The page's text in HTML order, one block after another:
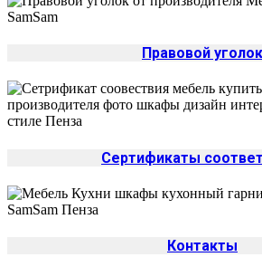
Правовой уголок
Сертификаты
Контакты